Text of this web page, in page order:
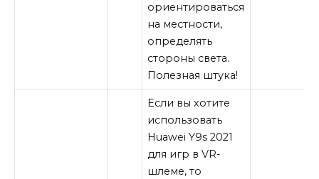
ориентироваться
на местности,
определять
стороны света.
Полезная штука!
Если вы хотите
использовать
Huawei Y9s 2021
для игр в VR-
шлеме, то